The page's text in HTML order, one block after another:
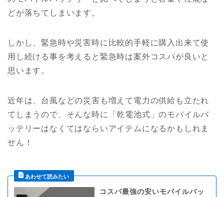
どが落ちてしまいます。
しかし、緊急時や災害時に比較的手軽に購入出来て使
用し続ける事を考えると緊急時は案外コスパが良いと
思います。
近年は、台風などの災害も増えて電力の供給も立たれ
てしまうので、そんな時に「乾電池式」のモバイルバ
ッテリーはなくてはならいアイテムになるかもしれま
せん！
コスパ最強の安いモバイルバッ